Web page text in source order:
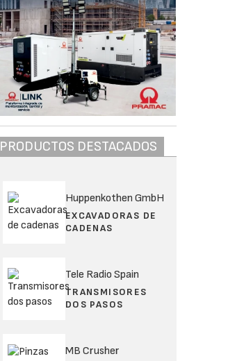
PRODUCTOS DESTACADOS
Huppenkothen GmbH
EXCAVADORAS DE
CADENAS
Tele Radio Spain
TRANSMISORES
DOS PASOS
MB Crusher